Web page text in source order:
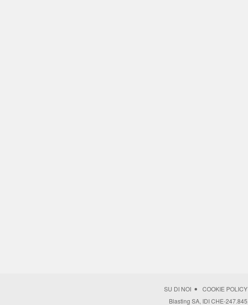
SU DI NOI COOKIE POLICY
Blasting SA, IDI CHE-